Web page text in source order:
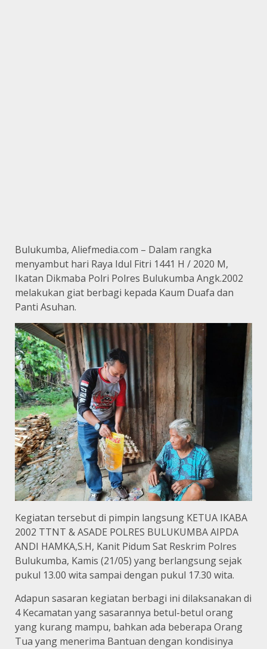
Bulukumba, Aliefmedia.com – Dalam rangka
menyambut hari Raya Idul Fitri 1441 H / 2020 M,
Ikatan Dikmaba Polri Polres Bulukumba Angk.2002
melakukan giat berbagi kepada Kaum Duafa dan
Panti Asuhan.
Kegiatan tersebut di pimpin langsung KETUA IKABA
2002 TTNT & ASADE POLRES BULUKUMBA AIPDA
ANDI HAMKA,S.H, Kanit Pidum Sat Reskrim Polres
Bulukumba, Kamis (21/05) yang berlangsung sejak
pukul 13.00 wita sampai dengan pukul 17.30 wita.
Adapun sasaran kegiatan berbagi ini dilaksanakan di
4 Kecamatan yang sasarannya betul-betul orang
yang kurang mampu, bahkan ada beberapa Orang
Tua yang menerima Bantuan dengan kondisinya